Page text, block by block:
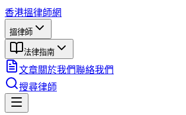
香港搵律師網
搵律師
法律指南
文章關於我們聯絡我們
搜尋律師